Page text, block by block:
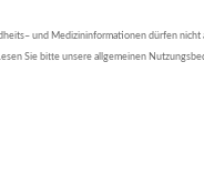
und Medizininformationen dürfen nicht
Sie bitte unsere allgemeinen